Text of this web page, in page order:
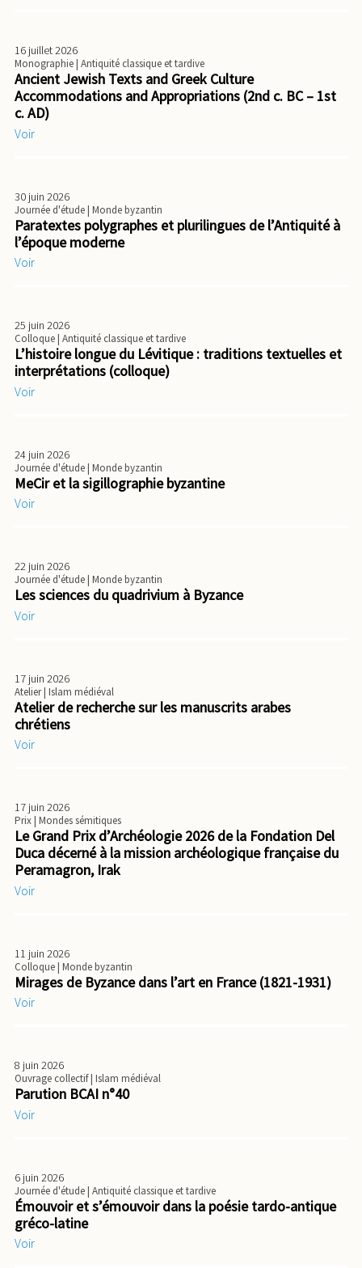
16 juillet 2026
Monographie| Antiquité classique et tardive
Ancient Jewish Texts and Greek Culture
Accommodations and Appropriations (2nd c. BC – 1st
c. AD)
Voir
30 juin 2026
Journée d'étude| Monde byzantin
Paratextes polygraphes et plurilingues de l’Antiquité à
l’époque moderne
Voir
25 juin 2026
Colloque| Antiquité classique et tardive
L’histoire longue du Lévitique : traditions textuelles et
interprétations (colloque)
Voir
24 juin 2026
Journée d'étude| Monde byzantin
MeCir et la sigillographie byzantine
Voir
22 juin 2026
Journée d'étude| Monde byzantin
Les sciences du quadrivium à Byzance
Voir
17 juin 2026
Atelier| Islam médiéval
Atelier de recherche sur les manuscrits arabes
chrétiens
Voir
17 juin 2026
Prix| Mondes sémitiques
Le Grand Prix d’Archéologie 2026 de la Fondation Del
Duca décerné à la mission archéologique française du
Peramagron, Irak
Voir
11 juin 2026
Colloque| Monde byzantin
Mirages de Byzance dans l’art en France (1821-1931)
Voir
8 juin 2026
Ouvrage collectif| Islam médiéval
Parution BCAI n°40
Voir
6 juin 2026
Journée d'étude| Antiquité classique et tardive
Émouvoir et s’émouvoir dans la poésie tardo-antique
gréco-latine
Voir